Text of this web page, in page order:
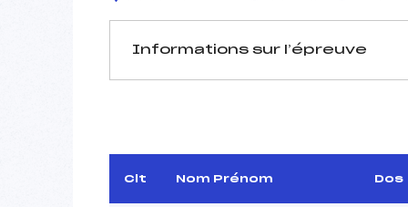
Informations sur l’épreuve
Arbitre :
Assistant :
Clt Nom Prénom Dos